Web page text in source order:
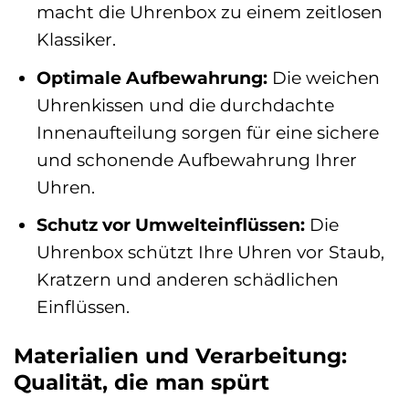
macht die Uhrenbox zu einem zeitlosen
Klassiker.
Optimale Aufbewahrung:Die weichen
Uhrenkissen und die durchdachte
Innenaufteilung sorgen für eine sichere
und schonende Aufbewahrung Ihrer
Uhren.
Schutz vor Umwelteinflüssen:Die
Uhrenbox schützt Ihre Uhren vor Staub,
Kratzern und anderen schädlichen
Einflüssen.
Materialien und Verarbeitung:
Qualität, die man spürt